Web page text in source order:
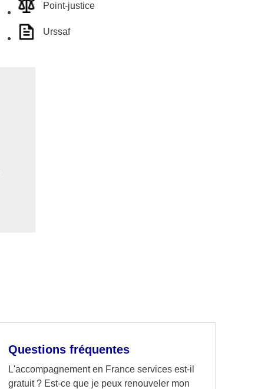
Point-justice
Urssaf
Questions fréquentes
L'accompagnement en France services est-il
gratuit ? Est-ce que je peux renouveler mon